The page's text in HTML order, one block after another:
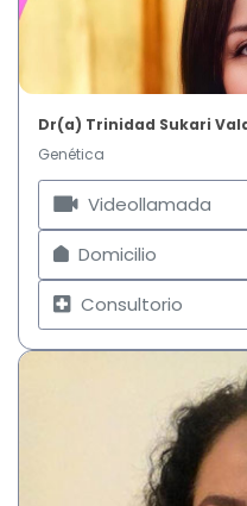
Dr(a) Trinidad Sukari
Genética
Videollamada
Domicilio
Consultorio